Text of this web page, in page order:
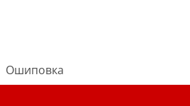
Ошиповка